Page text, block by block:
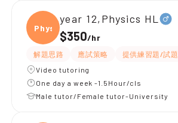
Physi
year 12,Physics HL
$350/hr
解題思路 應試策略 提供練習題/試題
Video tutoring
One day a week -1.5Hour/cls
Male tutor/Female tutor-University